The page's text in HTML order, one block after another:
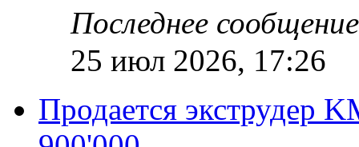
Последнее
25 июл 2026, 17:26
Продается экструдер